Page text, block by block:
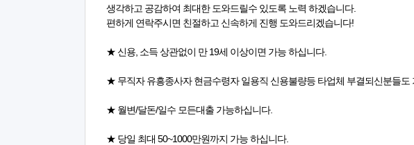
생각하고 공감하여 최대한 도와드릴수 있도록 노력 하겠습니다.
편하게 연락주시면 친절하고 신속하게 진행 도와드리겠습니다!
★ 신용, 소득 상관없이 만 19세 이상이면 가능 하십니다.
★ 무직자 유흥종사자 현금수령자 일용직 신용불량등 타업체 부결되신분들도
★ 월변/달돈/일수 모든대출 가능하십니다.
★ 당일 최대 50~1000만원까지 가능 하십니다.